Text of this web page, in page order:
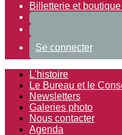
Billetterie et boutique
Se connecter
L'histoire
Le Bureau et le
Newsletters
Galeries photo
Nous contacter
Agenda